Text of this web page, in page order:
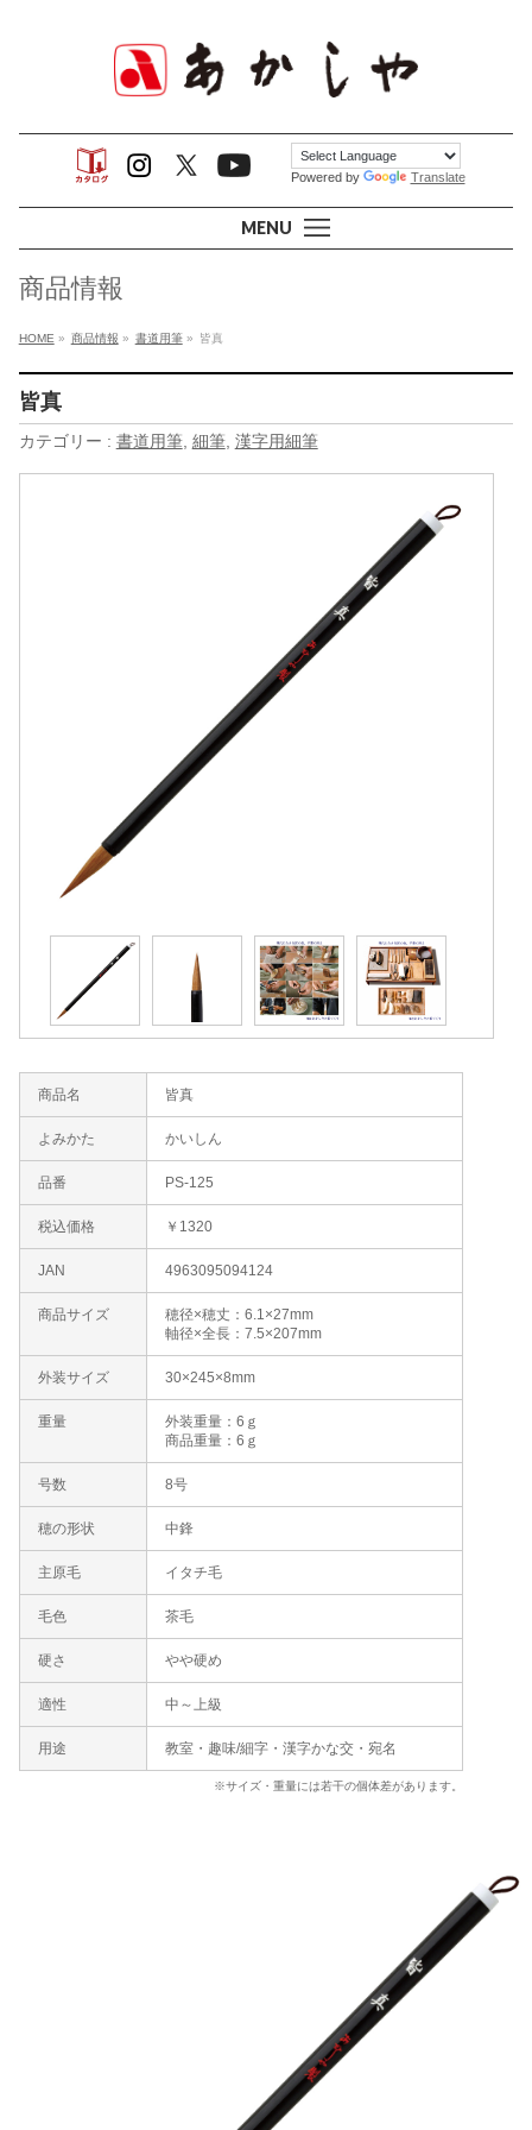
MENU
Powered by Translate
商品情報
HOME » 商品情報 » 書道用筆» 皆真
皆真
カテゴリー : 書道用筆, 細筆, 漢字用細筆
※サイズ・重量には若干の個体差があります。
商品名 皆真
よみかた かいしん
品番 PS-125
税込価格 ￥1320
JAN 4963095094124
商品サイズ
穂径×穂丈：6.1×27mm
軸径×全長：7.5×207mm
外装サイズ 30×245×8mm
重量
外装重量：6ｇ
商品重量：6ｇ
号数 8号
穂の形状 中鋒
主原毛 イタチ毛
毛色 茶毛
硬さ やや硬め
適性 中～上級
用途 教室・趣味/細字・漢字かな交・宛名